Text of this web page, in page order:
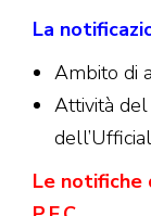
La
Ambito di
Attività del
Le